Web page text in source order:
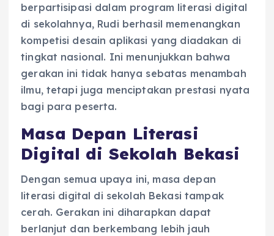
berpartisipasi dalam program literasi digital
di sekolahnya, Rudi berhasil memenangkan
kompetisi desain aplikasi yang diadakan di
tingkat nasional. Ini menunjukkan bahwa
gerakan ini tidak hanya sebatas menambah
ilmu, tetapi juga menciptakan prestasi nyata
bagi para peserta.
Masa Depan Literasi
Digital di Sekolah Bekasi
Dengan semua upaya ini, masa depan
literasi digital di sekolah Bekasi tampak
cerah. Gerakan ini diharapkan dapat
berlanjut dan berkembang lebih jauh